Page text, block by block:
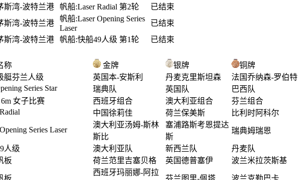
斯湾-波特兰港 帆船:Laser Radial 第2轮
已结束
斯湾-波特兰港
帆船:Laser Opening Series
Laser
已结束
斯湾-波特兰港 帆船:快船49人级 第1轮
已结束
斯湾-波特兰港 帆船:Elliott 6m 女子比赛
已结束
斯湾-波特兰港 帆船:男子帆板 第1轮
已结束
斯湾-波特兰港 帆船:男子帆板 第2轮
已结束
斯湾-波特兰港 帆船:女子帆板 第1轮
已结束
斯湾-波特兰港 帆船:女子帆板 第2轮
已结束
斯湾-波特兰港
帆船:重量级艇芬兰人级
第5轮
已结束
斯湾-波特兰港
帆船:重量级艇芬兰人级
已结束
斯湾-波特兰港
帆船:Star Opening Series
已结束
称 金牌 银牌
铜牌
艇芬兰人级 英国本-安斯利 丹麦克里斯坦森
法国乔纳森-罗伯特
Series Star 瑞典队 英国队
巴西队
女子比赛 西班牙组合 澳大利亚组合
芬兰组合
中国徐莉佳 荷兰保美斯
比利时阿科尔
Series Laser
澳大利亚汤姆-斯林
斯比
塞浦路斯考恩提达
斯
瑞典姆瑞恩
人级 澳大利亚队 新西兰队
丹麦队
板 荷兰范里吉塞贝格 英国德普塞伊
波兰米拉茨斯基
板
西班牙玛丽娜-阿拉
芬兰图里-佩塔 波兰克勒巴卡